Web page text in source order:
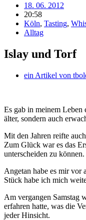
18. 06. 2012
20:58
Köln, Tasting,
Alltag
Islay und Torf
ein Artikel von
Es gab in meinem
älter, sondern auch
Mit den Jahren reifte
Zum Glück war es das
unterscheiden zu können.
Angetan habe es mir vor
Stück habe ich mich
Am vergangen Samstag
erfahren hatte, was die
jeder Hinsicht.